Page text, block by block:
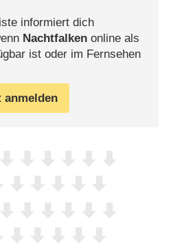
informiert dich
Nachtfalkenonline als
ist oder im Fernsehen
anmelden